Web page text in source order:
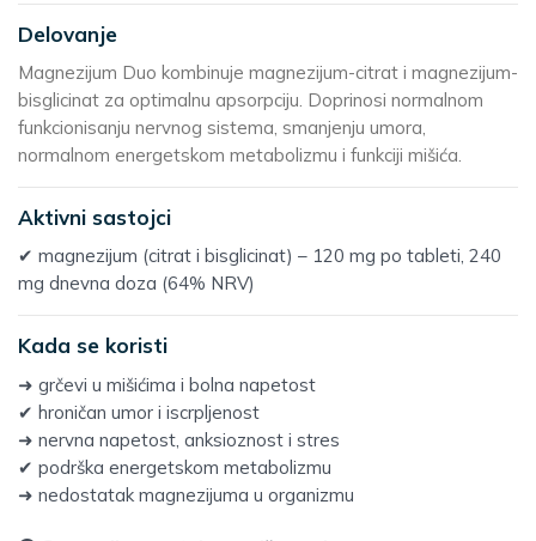
Delovanje
Magnezijum Duo kombinuje magnezijum-citrat i magnezijum-
bisglicinat za optimalnu apsorpciju. Doprinosi normalnom
funkcionisanju nervnog sistema, smanjenju umora,
normalnom energetskom metabolizmu i funkciji mišića.
Aktivni sastojci
✔ magnezijum (citrat i bisglicinat) – 120 mg po tableti, 240
mg dnevna doza (64% NRV)
Kada se koristi
➜ grčevi u mišićima i bolna napetost
✔ hroničan umor i iscrpljenost
➜ nervna napetost, anksioznost i stres
✔ podrška energetskom metabolizmu
➜ nedostatak magnezijuma u organizmu